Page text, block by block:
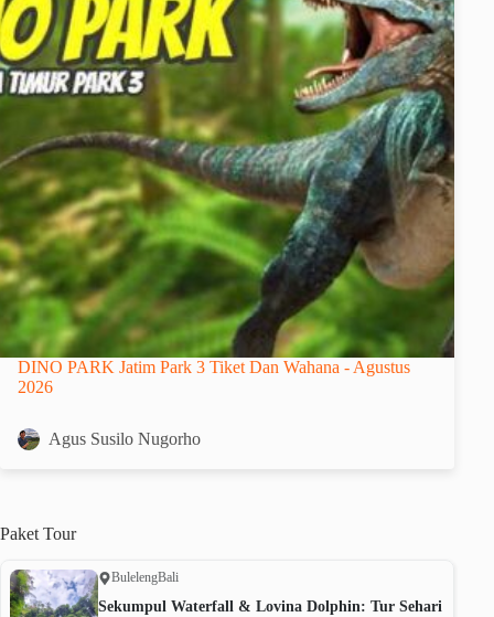
DINO PARK Jatim Park 3 Tiket Dan Wahana - Agustus
2026
Agus Susilo Nugorho
Paket Tour
BulelengBali
Sekumpul Waterfall & Lovina Dolphin: Tur Sehari